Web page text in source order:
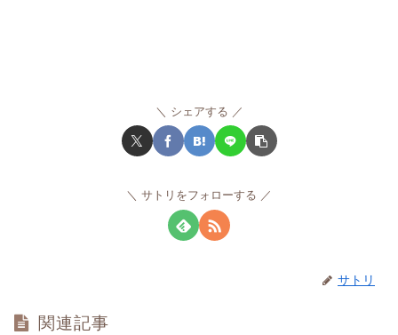
シェアする
サトリをフォローする
サトリ
関連記事